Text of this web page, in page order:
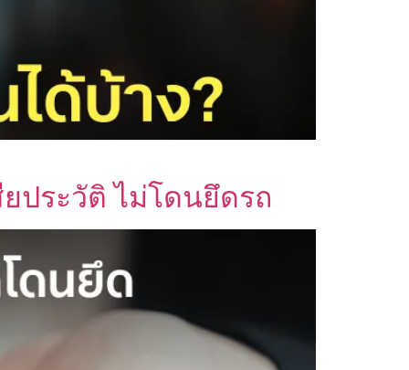
ประวัติ ไม่โดนยึดรถ